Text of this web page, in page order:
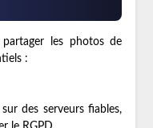
les photos de
:
des serveurs fiables,